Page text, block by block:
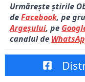
Urmărește știrile
deFacebook, pe
Argeșului, pe
canalul de